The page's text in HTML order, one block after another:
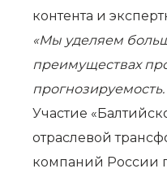
контента и
«Мы уделяем
преимуществах
Участие
отраслевой
компаний России